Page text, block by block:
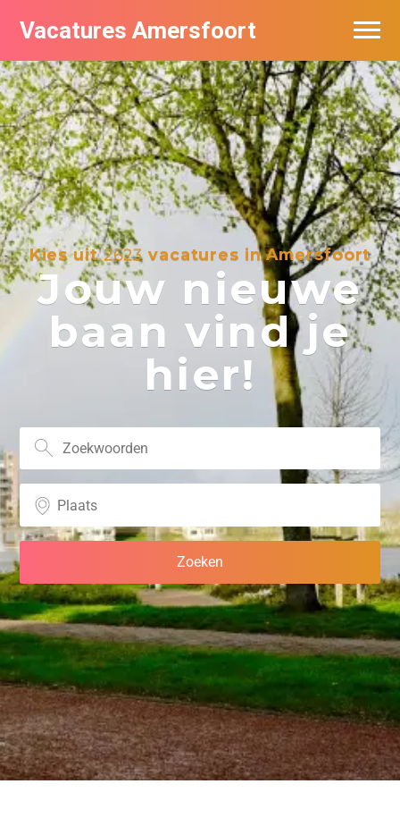
Vacatures Amersfoort
Kies uit2623 vacatures in Amersfoort
Jouw nieuwe
baan vind je
hier!
Vacatures per bedrijf
De populairste vacatures in Amersfoort
Nieuwsbrief feed